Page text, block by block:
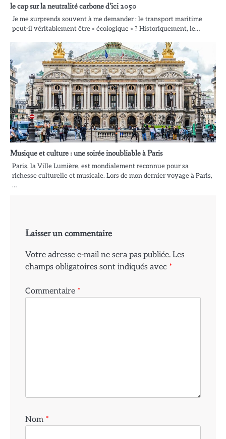
le cap sur la neutralité carbone d’ici 2050
Je me surprends souvent à me demander : le transport maritime
peut-il véritablement être « écologique » ? Historiquement, le…
Musique et culture : une soirée inoubliable à Paris
Paris, la Ville Lumière, est mondialement reconnue pour sa
richesse culturelle et musicale. Lors de mon dernier voyage à Paris,
…
Laisser un commentaire
Votre adresse e-mail ne sera pas publiée. Les
champs obligatoires sont indiqués avec *
Commentaire *
Nom *